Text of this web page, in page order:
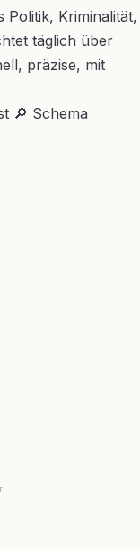
Politik, Kriminalität,
täglich über
präzise, mit
🔎 Schema